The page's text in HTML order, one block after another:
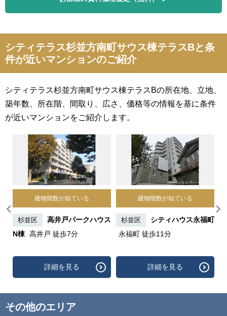
シティテラス杉並方南町サウス棟テラスBと条
件が近いマンションのご紹介
シティテラス杉並方南町サウス棟テラスBの所在地、立地、
築年数、所在階、間取り、広さ、価格等の情報を基に条件
が近いマンションをご紹介します。
建物階数が似ている
杉並区
高井戸パークハウス
N棟 高井戸 徒歩7分
詳細を見る
建物階数が似ている
杉並区
シティハウス永福町
永福町 徒歩11分
詳細を見る
その他のエリア